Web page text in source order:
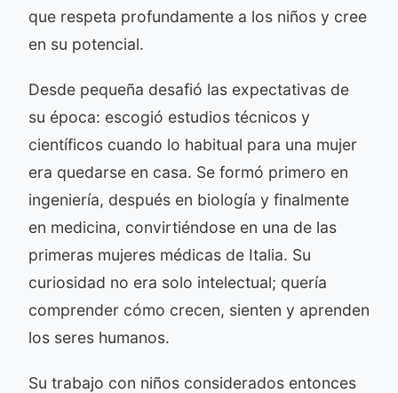
que respeta profundamente a los niños y cree
en su potencial.
Desde pequeña desafió las expectativas de
su época: escogió estudios técnicos y
científicos cuando lo habitual para una mujer
era quedarse en casa. Se formó primero en
ingeniería, después en biología y finalmente
en medicina, convirtiéndose en una de las
primeras mujeres médicas de Italia. Su
curiosidad no era solo intelectual; quería
comprender cómo crecen, sienten y aprenden
los seres humanos.
Su trabajo con niños considerados entonces